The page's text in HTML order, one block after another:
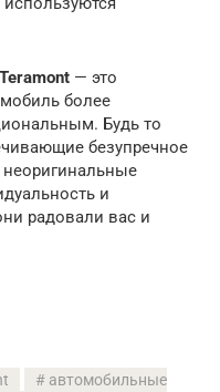
— это
более
Будь то
безупречное
и
радовали вас и
автомобильные